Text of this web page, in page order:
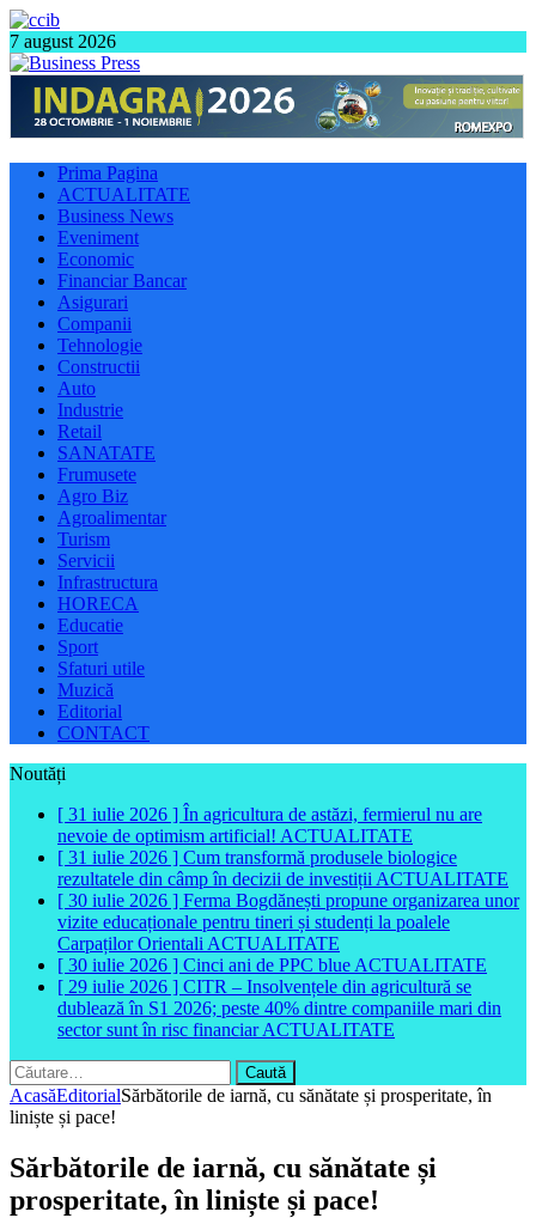
7 august 2026
Prima Pagina
ACTUALITATE
Business News
Eveniment
Economic
Financiar Bancar
Asigurari
Companii
Tehnologie
Constructii
Auto
Industrie
Retail
SANATATE
Frumusete
Agro Biz
Agroalimentar
Turism
Servicii
Infrastructura
HORECA
Educatie
Sport
Sfaturi utile
Muzică
Editorial
CONTACT
Noutăți
[ 31 iulie 2026 ] În agricultura de astăzi, fermierul nu are
nevoie de optimism artificial! ACTUALITATE
[ 31 iulie 2026 ] Cum transformă produsele biologice
rezultatele din câmp în decizii de investiții ACTUALITATE
[ 30 iulie 2026 ] Ferma Bogdănești propune organizarea unor
vizite educaționale pentru tineri și studenți la poalele
Carpaților Orientali ACTUALITATE
[ 30 iulie 2026 ] Cinci ani de PPC blue ACTUALITATE
[ 29 iulie 2026 ] CITR – Insolvențele din agricultură se
dublează în S1 2026; peste 40% dintre companiile mari din
sector sunt în risc financiarACTUALITATE
Caută
după:
AcasăEditorialSărbătorile de iarnă, cu sănătate și prosperitate, în
liniște și pace!
Sărbătorile de iarnă, cu sănătate și
prosperitate, în liniște și pace!